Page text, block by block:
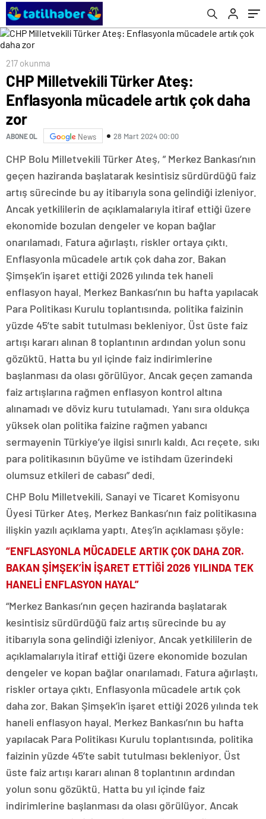
217 okunma
CHP Milletvekili Türker Ateş:
Enflasyonla mücadele artık çok daha
zor
ABONE OL News 28 Mart 2024 00:00
CHP Bolu Milletvekili Türker Ateş, ” Merkez Bankası’nın
geçen haziranda başlatarak kesintisiz sürdürdüğü faiz
artış sürecinde bu ay itibarıyla sona gelindiği izleniyor.
Ancak yetkililerin de açıklamalarıyla itiraf ettiği üzere
ekonomide bozulan dengeler ve kopan bağlar
onarılamadı. Fatura ağırlaştı, riskler ortaya çıktı.
Enflasyonla mücadele artık çok daha zor. Bakan
Şimşek’in işaret ettiği 2026 yılında tek haneli
enflasyon hayal. Merkez Bankası’nın bu hafta yapılacak
Para Politikası Kurulu toplantısında, politika faizinin
yüzde 45’te sabit tutulması bekleniyor. Üst üste faiz
artışı kararı alınan 8 toplantının ardından yolun sonu
gözüktü. Hatta bu yıl içinde faiz indirimlerine
başlanması da olası görülüyor. Ancak geçen zamanda
faiz artışlarına rağmen enflasyon kontrol altına
alınamadı ve döviz kuru tutulamadı. Yanı sıra oldukça
yüksek olan politika faizine rağmen yabancı
sermayenin Türkiye’ye ilgisi sınırlı kaldı. Acı reçete, sıkı
para politikasının büyüme ve istihdam üzerindeki
olumsuz etkileri de cabası” dedi.
CHP Bolu Milletvekili, Sanayi ve Ticaret Komisyonu
Üyesi Türker Ateş, Merkez Bankası’nın faiz politikasına
ilişkin yazılı açıklama yaptı. Ateş’in açıklaması şöyle:
“ENFLASYONLA MÜCADELE ARTIK ÇOK DAHA ZOR.
BAKAN ŞİMŞEK’İN İŞARET ETTİĞİ 2026 YILINDA TEK
HANELİ ENFLASYON HAYAL”
“Merkez Bankası’nın geçen haziranda başlatarak
kesintisiz sürdürdüğü faiz artış sürecinde bu ay
itibarıyla sona gelindiği izleniyor. Ancak yetkililerin de
açıklamalarıyla itiraf ettiği üzere ekonomide bozulan
dengeler ve kopan bağlar onarılamadı. Fatura ağırlaştı,
riskler ortaya çıktı. Enflasyonla mücadele artık çok
daha zor. Bakan Şimşek’in işaret ettiği 2026 yılında tek
haneli enflasyon hayal. Merkez Bankası’nın bu hafta
yapılacak Para Politikası Kurulu toplantısında, politika
faizinin yüzde 45’te sabit tutulması bekleniyor. Üst
üste faiz artışı kararı alınan 8 toplantının ardından
yolun sonu gözüktü. Hatta bu yıl içinde faiz
indirimlerine başlanması da olası görülüyor. Ancak